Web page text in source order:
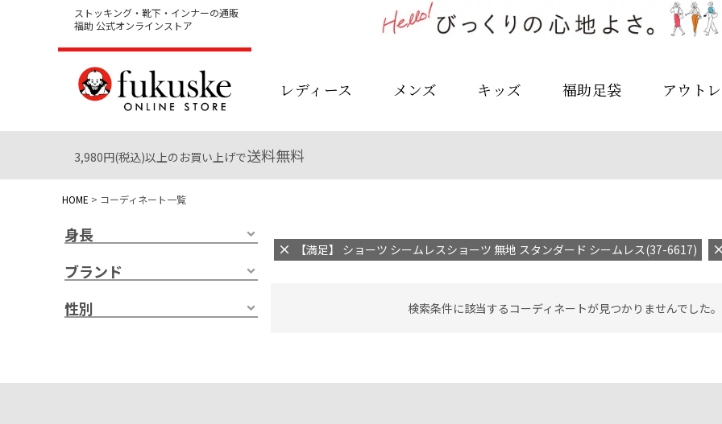
ストッキング・靴下・インナーの通販
福助 公式オンラインストア
レディース メンズ キッズ 福助足袋 アウト
3,980円(税込)以上のお買い上げで送料無料
HOME コーディネート一覧
身長
ブランド
性別
【満足】 ショーツ シームレスショーツ 無地 スタンダード シームレス(37-6617)
検索条件に該当するコーディネートが見つかりませんでした